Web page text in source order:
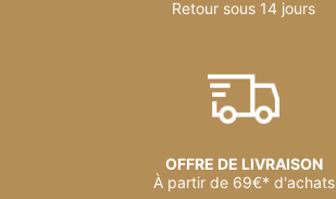
Retour sous 14 jours
OFFRE DE LIVRAISON
À partir de 69€* d'achats